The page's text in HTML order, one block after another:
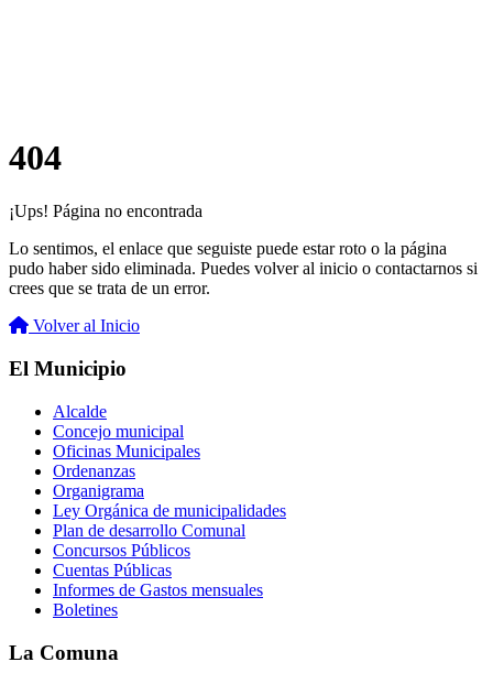
404
¡Ups! Página no encontrada
Lo sentimos, el enlace que seguiste puede estar roto o la página
pudo haber sido eliminada. Puedes volver al inicio o contactarnos si
crees que se trata de un error.
Volver al Inicio
El Municipio
Alcalde
Concejo municipal
Oficinas Municipales
Ordenanzas
Organigrama
Ley Orgánica de municipalidades
Plan de desarrollo Comunal
Concursos Públicos
Cuentas Públicas
Informes de Gastos mensuales
Boletines
La Comuna